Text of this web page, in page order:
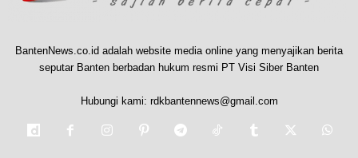
BantenNews.co.id adalah website media online yang menyajikan berita
seputar Banten berbadan hukum resmi PT Visi Siber Banten
Hubungi kami: rdkbantennews@gmail.com